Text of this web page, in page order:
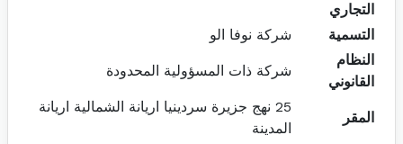
التجاري
التسمية
شركة نوفا الو
النظام
القانوني
شركة ذات المسؤولية المحدودة
المقر
25 نهج جزيرة سردينيا اريانة الشمالية اريانة
المدينة